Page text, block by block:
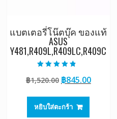
แบตเตอรี่โน๊ตบุ๊ค ของแท้
ASUS
Y481,R409L,R409LC,R409C
4.50
ตั้งแต่ 1-5
฿1,520.00 Original
was:
฿1,520.00.
฿845.00Current
หยิบใส่ตะกร้า